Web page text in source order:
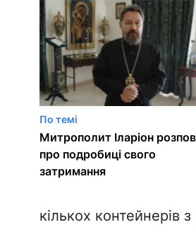
По темі
Митрополит Іларіон
про подробиці свого
затримання
кількох контейнерів